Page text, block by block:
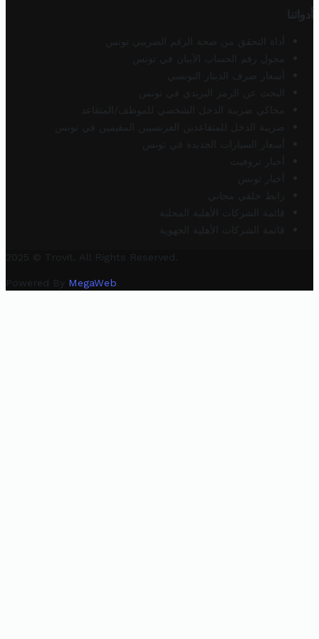
أدواتنا
أداة التحقق من صحة الرقم الضريبي تونس
محول رقم الحساب الآيبان في تونس
أسعار صرف الدينار التونسي
البحث عن الرمز البريدي في تونس
محاكي ضريبة الدخل الشخصي للموظف/المتقاعد
ضريبة الدخل للمتقاعدين الفرنسيين المقيمين في تونس
أسعار السيارات الجديدة في تونس
أخبار تروفيت
أخبار تونس
رابط خلفي مجاني
قائمة الشركات الأهلية المحلية
قائمة الشركات الأهلية الجهوية
2025 © Trovit. All Rights Reserved.
Powered By MegaWeb